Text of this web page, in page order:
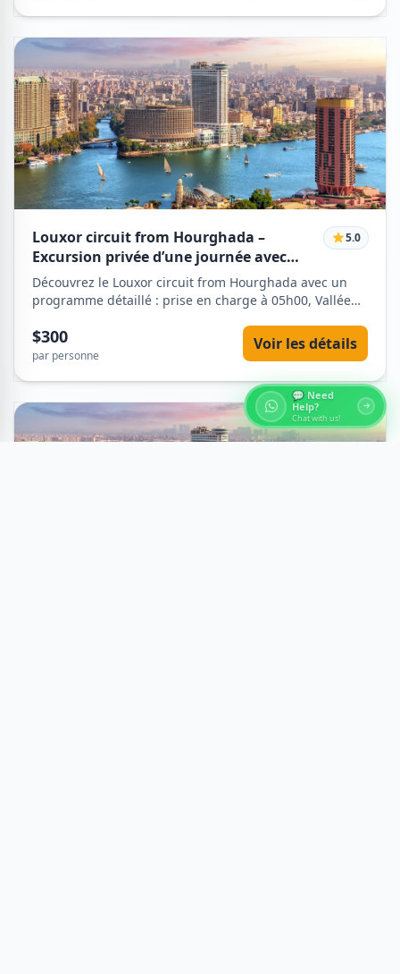
Louxor circuit from Hourghada –
Excursion privée d’une journée avec
Egypt Tours VIP
5.0
Découvrez le Louxor circuit from Hourghada avec un
programme détaillé : prise en charge à 05h00, Vallée
Memnon, Temple de Karnak, Temple de Louxor et
retour. Inclus : guide, transfert privé, entrées, eau. Non
votre aventure à Louxor avec Egypt Tours VIP.
$300
par personne
Voir les détails
💬 Need
Help?
Chat with us!